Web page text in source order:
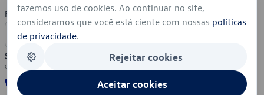
Formas de Pagamento
Segurança
fazemos uso de cookies. Ao continuar no site,
consideramos que você está ciente com nossas políticas
de privacidade.
Rejeitar cookies
Aceitar cookies